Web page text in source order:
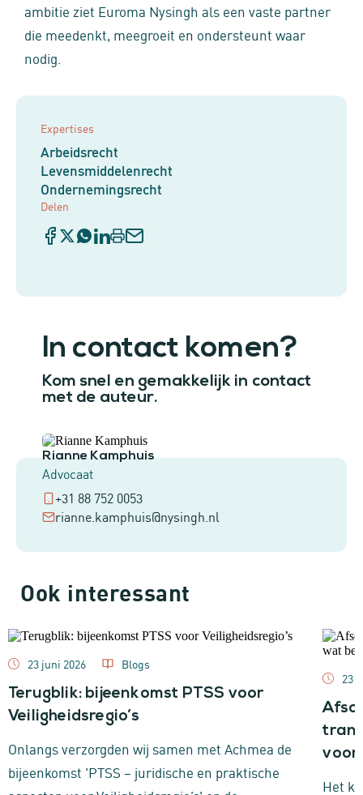
ambitie ziet Euroma Nysingh als een vaste partner
die meedenkt, meegroeit en ondersteunt waar
nodig.
Expertises
Arbeidsrecht
Levensmiddelenrecht
Ondernemingsrecht
Delen
In contact komen?
Kom snel en gemakkelijk in contact
met de auteur.
Rianne Kamphuis
Advocaat
+31 88 752 0053
rianne.kamphuis@nysingh.nl
Ook interessant
23 juni 2026
Blogs
Terugblik: bijeenkomst PTSS voor
Veiligheidsregio’s
Onlangs verzorgden wij samen met Achmea de
bijeenkomst 'PTSS – juridische en praktische
23
voor
Het